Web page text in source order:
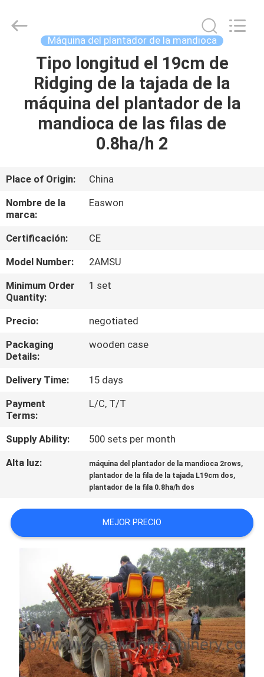
HOGAR
PRODUCTOS
VIAJE
DE
LA
FÁBRICA
CONTROL
DE
ÉNTRENOS
CONTACTO
CON
NOTICIAS
PIDA
UNA
DEL
SITIO
PRIVACY
Ruixiang
Máquina del plantador de la mandioca
Tipo longitud el 19cm de
Ridging de la tajada de la
máquina del plantador de la
mandioca de las filas de
0.8ha/h 2
Place of Origin:
China
Nombre de la
marca:
Easwon
Certificación:
CE
Model Number:
2AMSU
Minimum Order
Quantity:
1 set
Precio:
negotiated
Packaging
Details:
wooden case
Delivery Time:
15 days
Payment
Terms:
L/C, T/T
Supply Ability:
500 sets per month
Alta luz:
máquina del plantador de la mandioca 2rows,
plantador de la fila de la tajada L19cm dos,
plantador de la fila 0.8ha/h dos
MEJOR PRECIO